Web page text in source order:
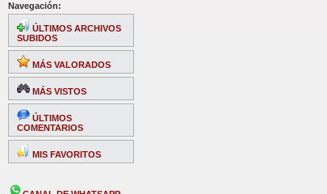
Navegación:
ÚLTIMOS ARCHIVOS
SUBIDOS
MÁS VALORADOS
MÁS VISTOS
ÚLTIMOS
COMENTARIOS
MIS FAVORITOS